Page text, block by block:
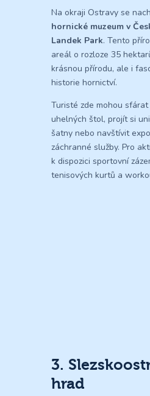
Na okraji Ostravy se
hornické muzeum v
Landek Park. Tento
areál o rozloze 35
krásnou přírodu, ale i
historie hornictví.
Turisté zde mohou
uhelných štol, projít si
šatny nebo navštívit
záchranné služby. Pro
k dispozici sportovní
tenisových kurtů a
3.
hrad